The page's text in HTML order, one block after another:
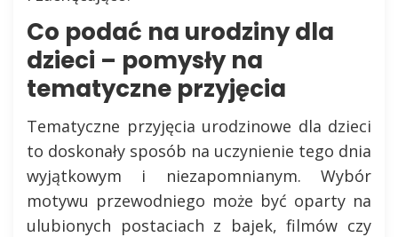
Co podać na urodziny dla
dzieci – pomysły na
tematyczne przyjęcia
Tematyczne przyjęcia urodzinowe dla dzieci
to doskonały sposób na uczynienie tego dnia
wyjątkowym i niezapomnianym. Wybór
motywu przewodniego może być oparty na
ulubionych postaciach z bajek, filmów czy